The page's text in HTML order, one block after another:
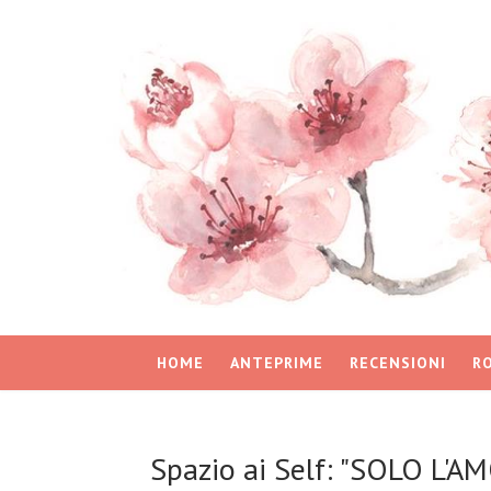
HOME ANTEPRIME RECENSIONI
Spazio ai Self: "SOLO